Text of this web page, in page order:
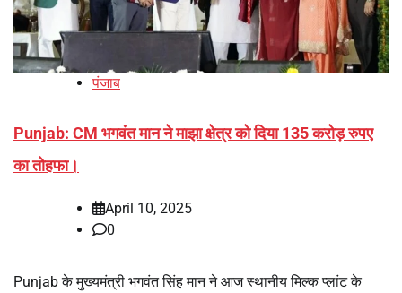
पंजाब
Punjab: CM भगवंत मान ने माझा क्षेत्र को दिया 135 करोड़ रुपए
का तोहफा।
April 10, 2025
0
Punjab के मुख्यमंत्री भगवंत सिंह मान ने आज स्थानीय मिल्क प्लांट के